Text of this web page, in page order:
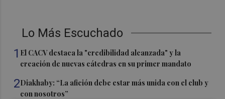
Lo Más Escuchado
1 El CACV destaca la "credibilidad alcanzada" y la
creación de nuevas cátedras en su primer mandato
2Diakhaby: “La afición debe estar más unida con el club y
con nosotros”